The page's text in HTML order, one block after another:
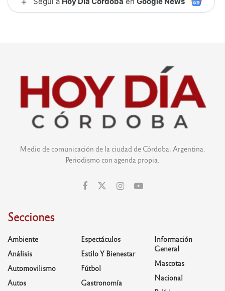
Medio de comunicación de la ciudad de Córdoba, Argentina.
Periodismo con agenda propia.
Secciones
Ambiente
Análisis
Automovilismo
Autos
Espectáculos
Estilo Y Bienestar
Fútbol
Gastronomía
Información
General
Mascotas
Nacional